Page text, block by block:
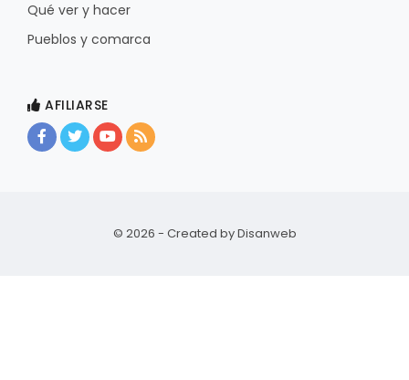
Qué ver y hacer
Pueblos y comarca
AFILIARSE
© 2026 - Created byDisanweb